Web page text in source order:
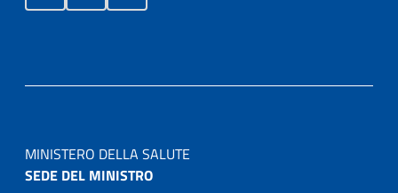
MINISTERO DELLA SALUTE
SEDE DEL MINISTRO